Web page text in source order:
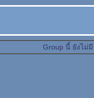
Group นี้ ยังไม่